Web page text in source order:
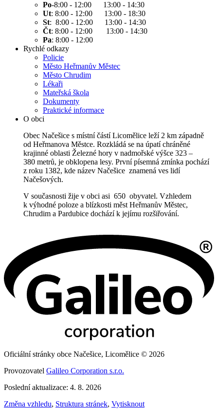
Po-8:00 - 12:00 13:00 - 14:30
Ut: 8:00 - 12:00 13:00 - 18:30
St: 8:00 - 12:00 13:00 - 14:30
Čt: 8:00 - 12:00 13:00 - 14:30
Pa: 8:00 - 12:00
Rychlé odkazy
Policie
Město Heřmanův Městec
Město Chrudim
Lékaři
Mateřská škola
Dokumenty
Praktické informace
O obci
Obec Načešice s místní částí Licomělice leží 2 km západně
od Heřmanova Městce. Rozkládá se na úpatí chráněné
krajinné oblasti Železné hory v nadmořské výšce 323 –
380 metrů, je obklopena lesy. První písemná zmínka pochází
z roku 1382, kde název Načešice znamená ves lidí
Načešových.
V současnosti žije v obci asi 650 obyvatel. Vzhledem
k výhodné poloze a blízkosti měst Heřmanův Městec,
Chrudim a Pardubice dochází k jejímu rozšiřování.
Oficiální stránky obce Načešice, Licomělice © 2026
Provozovatel Galileo Corporation s.r.o.
Poslední aktualizace: 4. 8. 2026
Změna vzhledu, Struktura stránek, Vytisknout